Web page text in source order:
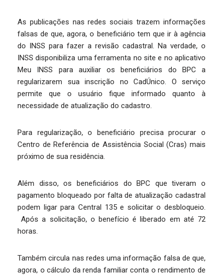
As publicações nas redes sociais trazem informações
falsas de que, agora, o beneficiário tem que ir à agência
do INSS para fazer a revisão cadastral. Na verdade, o
INSS disponibiliza uma ferramenta no site e no aplicativo
Meu INSS para auxiliar os beneficiários do BPC a
regularizarem sua inscrição no CadÚnico. O serviço
permite que o usuário fique informado quanto à
necessidade de atualização do cadastro.
Para regularização, o beneficiário precisa procurar o
Centro de Referência de Assistência Social (Cras) mais
próximo de sua residência.
Além disso, os beneficiários do BPC que tiveram o
pagamento bloqueado por falta de atualização cadastral
podem ligar para Central 135 e solicitar o desbloqueio.
Após a solicitação, o benefício é liberado em até 72
horas.
Também circula nas redes uma informação falsa de que,
agora, o cálculo da renda familiar conta o rendimento de